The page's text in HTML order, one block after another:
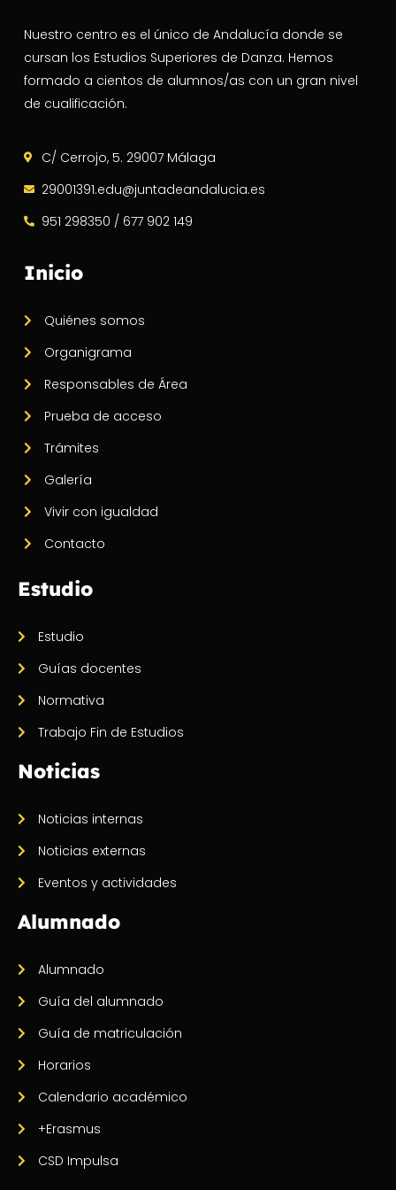
Nuestro centro es el único de Andalucía donde se
cursan los Estudios Superiores de Danza. Hemos
formado a cientos de alumnos/as con un gran nivel
de cualificación.
C/ Cerrojo, 5. 29007 Málaga
29001391.edu@juntadeandalucia.es
951 298350 / 677 902 149
Inicio
Quiénes somos
Organigrama
Responsables de Área
Prueba de acceso
Trámites
Galería
Vivir con igualdad
Contacto
Estudio
Estudio
Guías docentes
Normativa
Trabajo Fin de Estudios
Noticias
Noticias internas
Noticias externas
Eventos y actividades
Alumnado
Alumnado
Guía del alumnado
Guía de matriculación
Horarios
Calendario académico
+Erasmus
CSD Impulsa